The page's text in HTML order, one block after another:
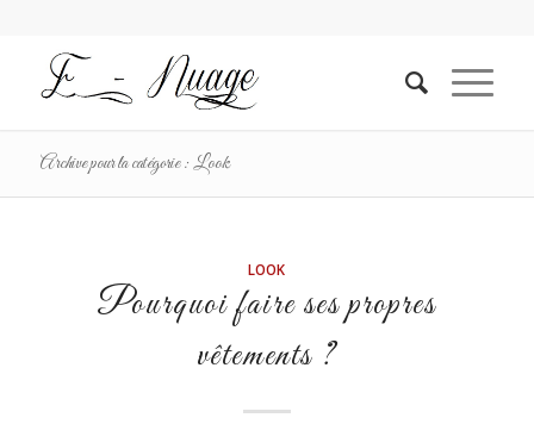
Archive pour la catégorie : Look
LOOK
Pourquoi faire ses propres
vêtements ?